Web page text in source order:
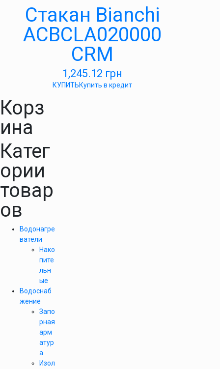
Стакан Bianchi
ACBCLA020000
CRM
1,245.12 грн
КУПИТЬКупить в кредит
Корз
ина
Катег
ории
товар
ов
Водонагре
ватели
Нако
пите
льн
ые
Водоснаб
жение
Запо
рная
арм
атур
а
Изол